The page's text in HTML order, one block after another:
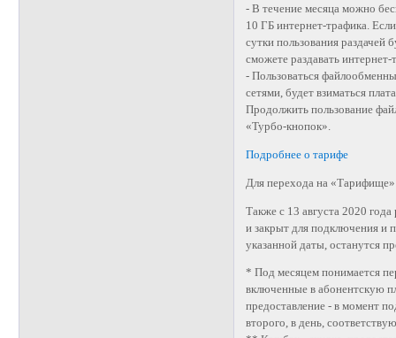
- В течение месяца можно
10 ГБ интернет-трафика.
сутки пользования раздачей
сможете раздавать
- Пользоваться
сетями, будет взиматься
Продолжить пользование
«Турбо-кнопок».
Подробнее о тарифе
Для перехода на
Также с 13 августа 2020
и закрыт для подключения и
указанной даты, останутся
* Под месяцем понимается
включенные в абонентскую
предоставление - в момент
второго, в день,